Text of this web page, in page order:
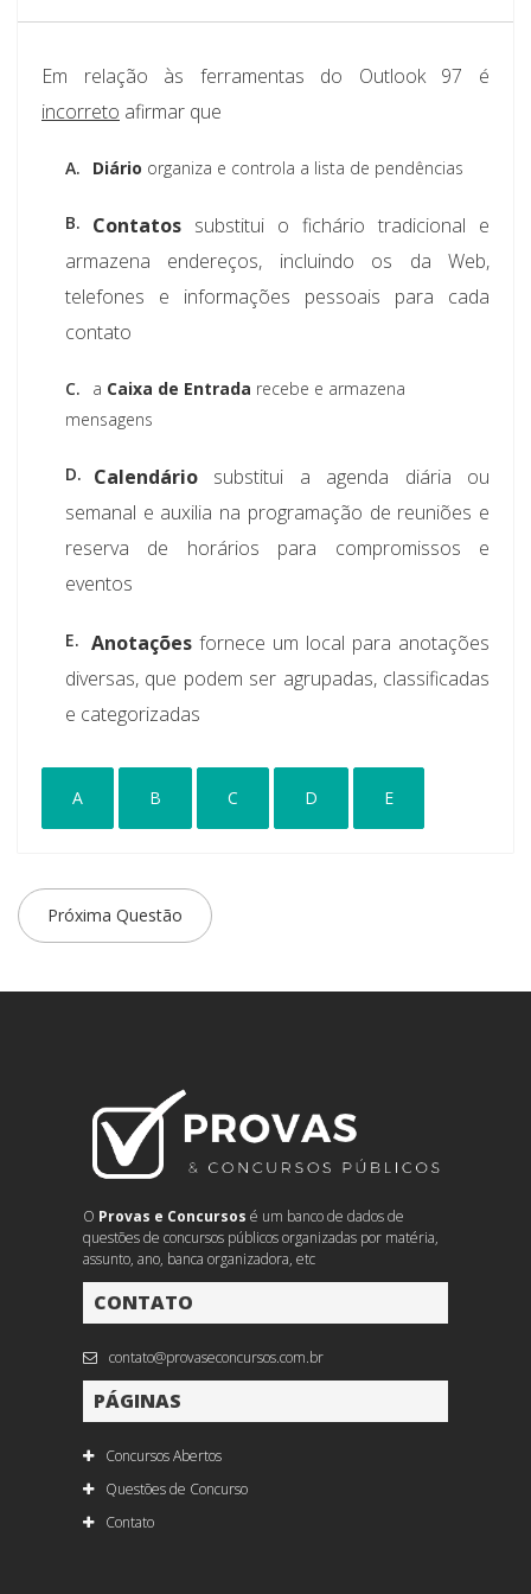
Em relação às ferramentas do Outlook 97 é
incorreto afirmar que
A. Diário organiza e controla a lista de pendências
B. Contatos substitui o fichário tradicional e
armazena endereços, incluindo os da Web,
telefones e informações pessoais para cada
contato
C. a Caixa de Entrada recebe e armazena
mensagens
D. Calendário substitui a agenda diária ou
semanal e auxilia na programação de reuniões e
reserva de horários para compromissos e
eventos
E. Anotações fornece um local para anotações
diversas, que podem ser agrupadas, classificadas
e categorizadas
A B C D E
Próxima Questão
O Provas e Concursos é um banco de dados de
questões de concursos públicos organizadas por matéria,
assunto, ano, banca organizadora, etc
CONTATO
contato@provaseconcursos.com.br
PÁGINAS
Concursos Abertos
Questões de Concurso
Contato